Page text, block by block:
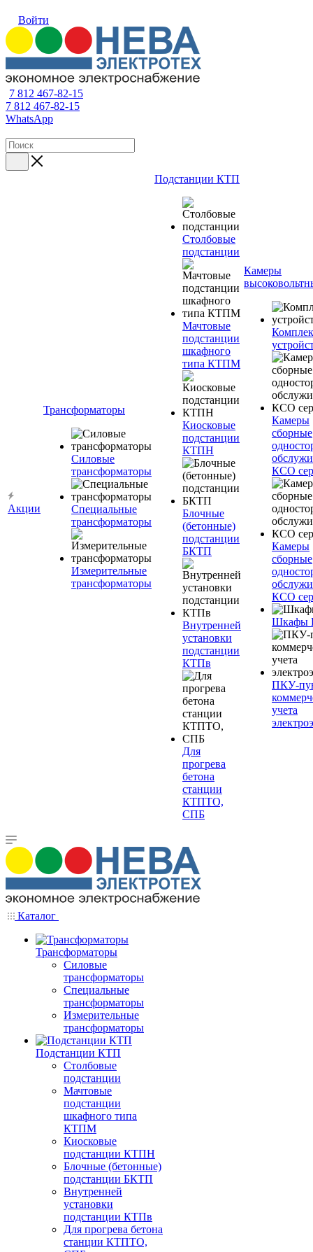
Войти
7 812 467-82-15
7 812 467-82-15
WhatsApp
Акции
Трансформаторы
Силовые
трансформаторы
Специальные
трансформаторы
Измерительные
трансформаторы
Подстанции КТП
Столбовые
подстанции
Мачтовые
подстанции
шкафного
типа КТПМ
Киосковые
подстанции
КТПН
Блочные
(бетонные)
подстанции
БКТП
Внутренней
установки
подстанции
КТПв
Для
прогрева
бетона
станции
КТПТО,
СПБ
Камеры
Камеры
сборные
КСО
Камеры
сборные
КСО
Шкафы
ПКУ-
учета
Каталог
Трансформаторы
Силовые
трансформаторы
Специальные
трансформаторы
Измерительные
трансформаторы
Подстанции КТП
Столбовые
подстанции
Мачтовые
подстанции
шкафного типа
КТПМ
Киосковые
подстанции КТПН
Блочные (бетонные)
подстанции БКТП
Внутренней
установки
подстанции КТПв
Для прогрева бетона
станции КТПТО,